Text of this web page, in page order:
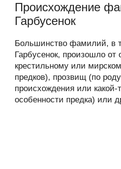
Происхождение
Гарбусенок
Большинство фамилий, в
Гарбусенок, произошло от
крестильному или
предков), прозвищ (по
происхождения или какой-
особенности предка) или